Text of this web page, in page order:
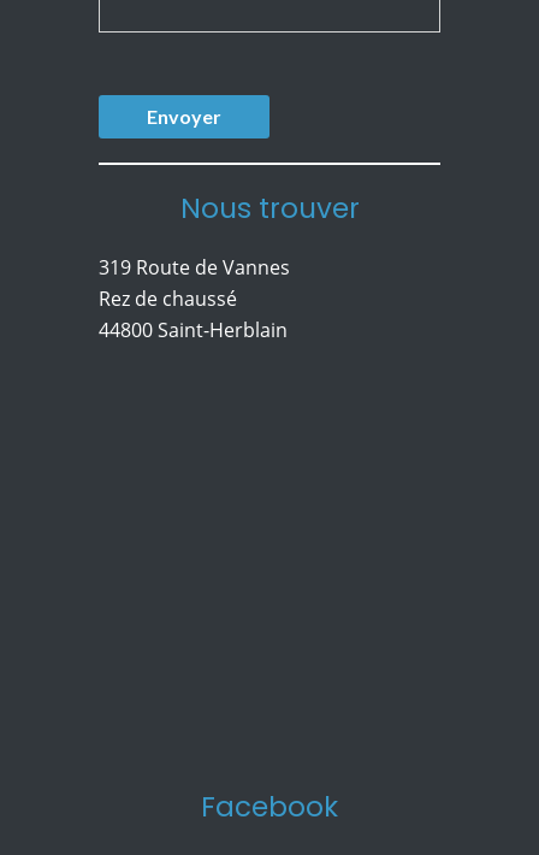
Nous trouver
319 Route de Vannes
Rez de chaussé
44800 Saint-Herblain
Facebook